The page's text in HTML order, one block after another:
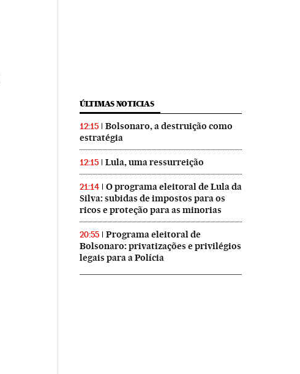
ÚLTIMAS NOTICIAS
12:15
Bolsonaro, a destruição como
estratégia
12:15 Lula, uma ressurreição
21:14
O programa eleitoral de Lula da
Silva: subidas de impostos para os
ricos e proteção para as minorias
20:55
Programa eleitoral de
Bolsonaro: privatizações e privilégios
legais para a Polícia